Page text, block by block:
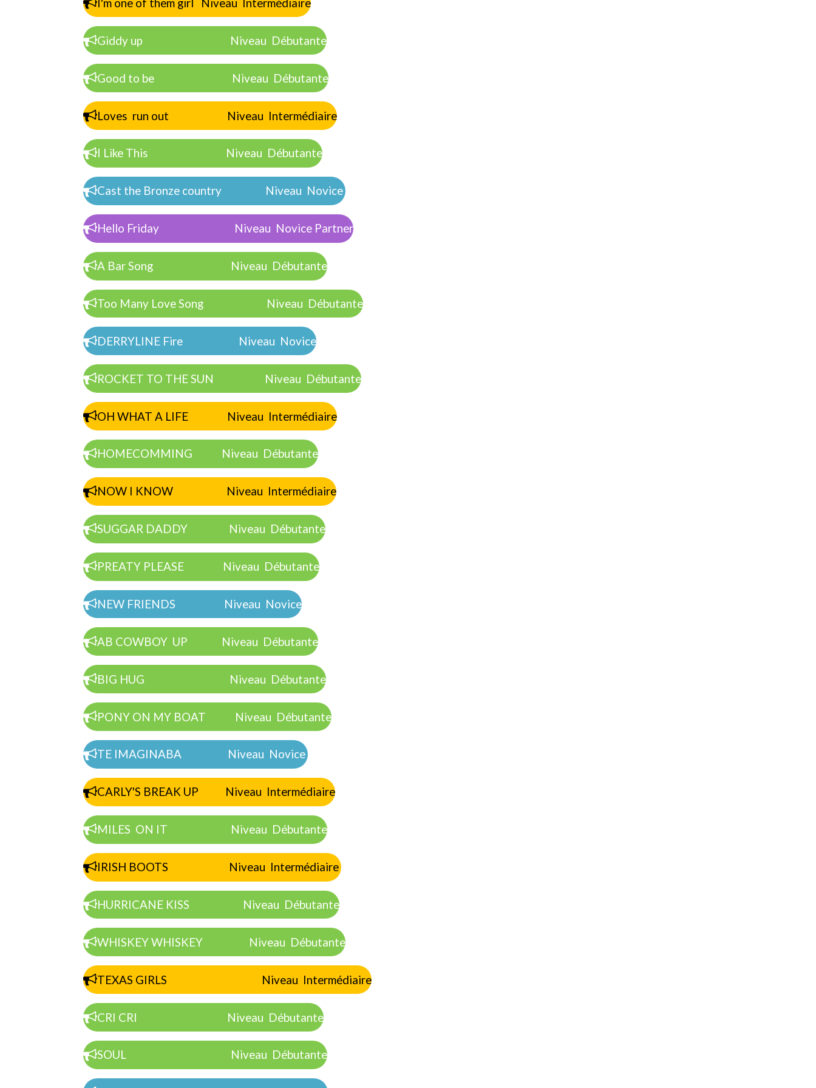
Giddy up Niveau Débutante
Good to be Niveau Débutante
Loves run out Niveau Intermédiaire
I Like This Niveau Débutante
Cast the Bronze country Niveau Novice
Hello Friday Niveau Novice Partner
A Bar Song Niveau Débutante
Too Many Love Song Niveau Débutante
DERRYLINE Fire Niveau Novice
ROCKET TO THE SUN Niveau Débutante
OH WHAT A LIFE Niveau Intermédiaire
HOMECOMMING Niveau Débutante
NOW I KNOW Niveau Intermédiaire
SUGGAR DADDY Niveau Débutante
PREATY PLEASE Niveau Débutante
NEW FRIENDS Niveau Novice
AB COWBOY UP Niveau Débutante
BIG HUG Niveau Débutante
PONY ON MY BOAT Niveau Débutante
TE IMAGINABA Niveau Novice
CARLY'S BREAK UP Niveau Intermédiaire
MILES ON IT Niveau Débutante
IRISH BOOTS Niveau Intermédiaire
HURRICANE KISS Niveau Débutante
WHISKEY WHISKEY Niveau Débutante
TEXAS GIRLS Niveau Intermédiaire
CRI CRI Niveau Débutante
SOUL Niveau Débutante